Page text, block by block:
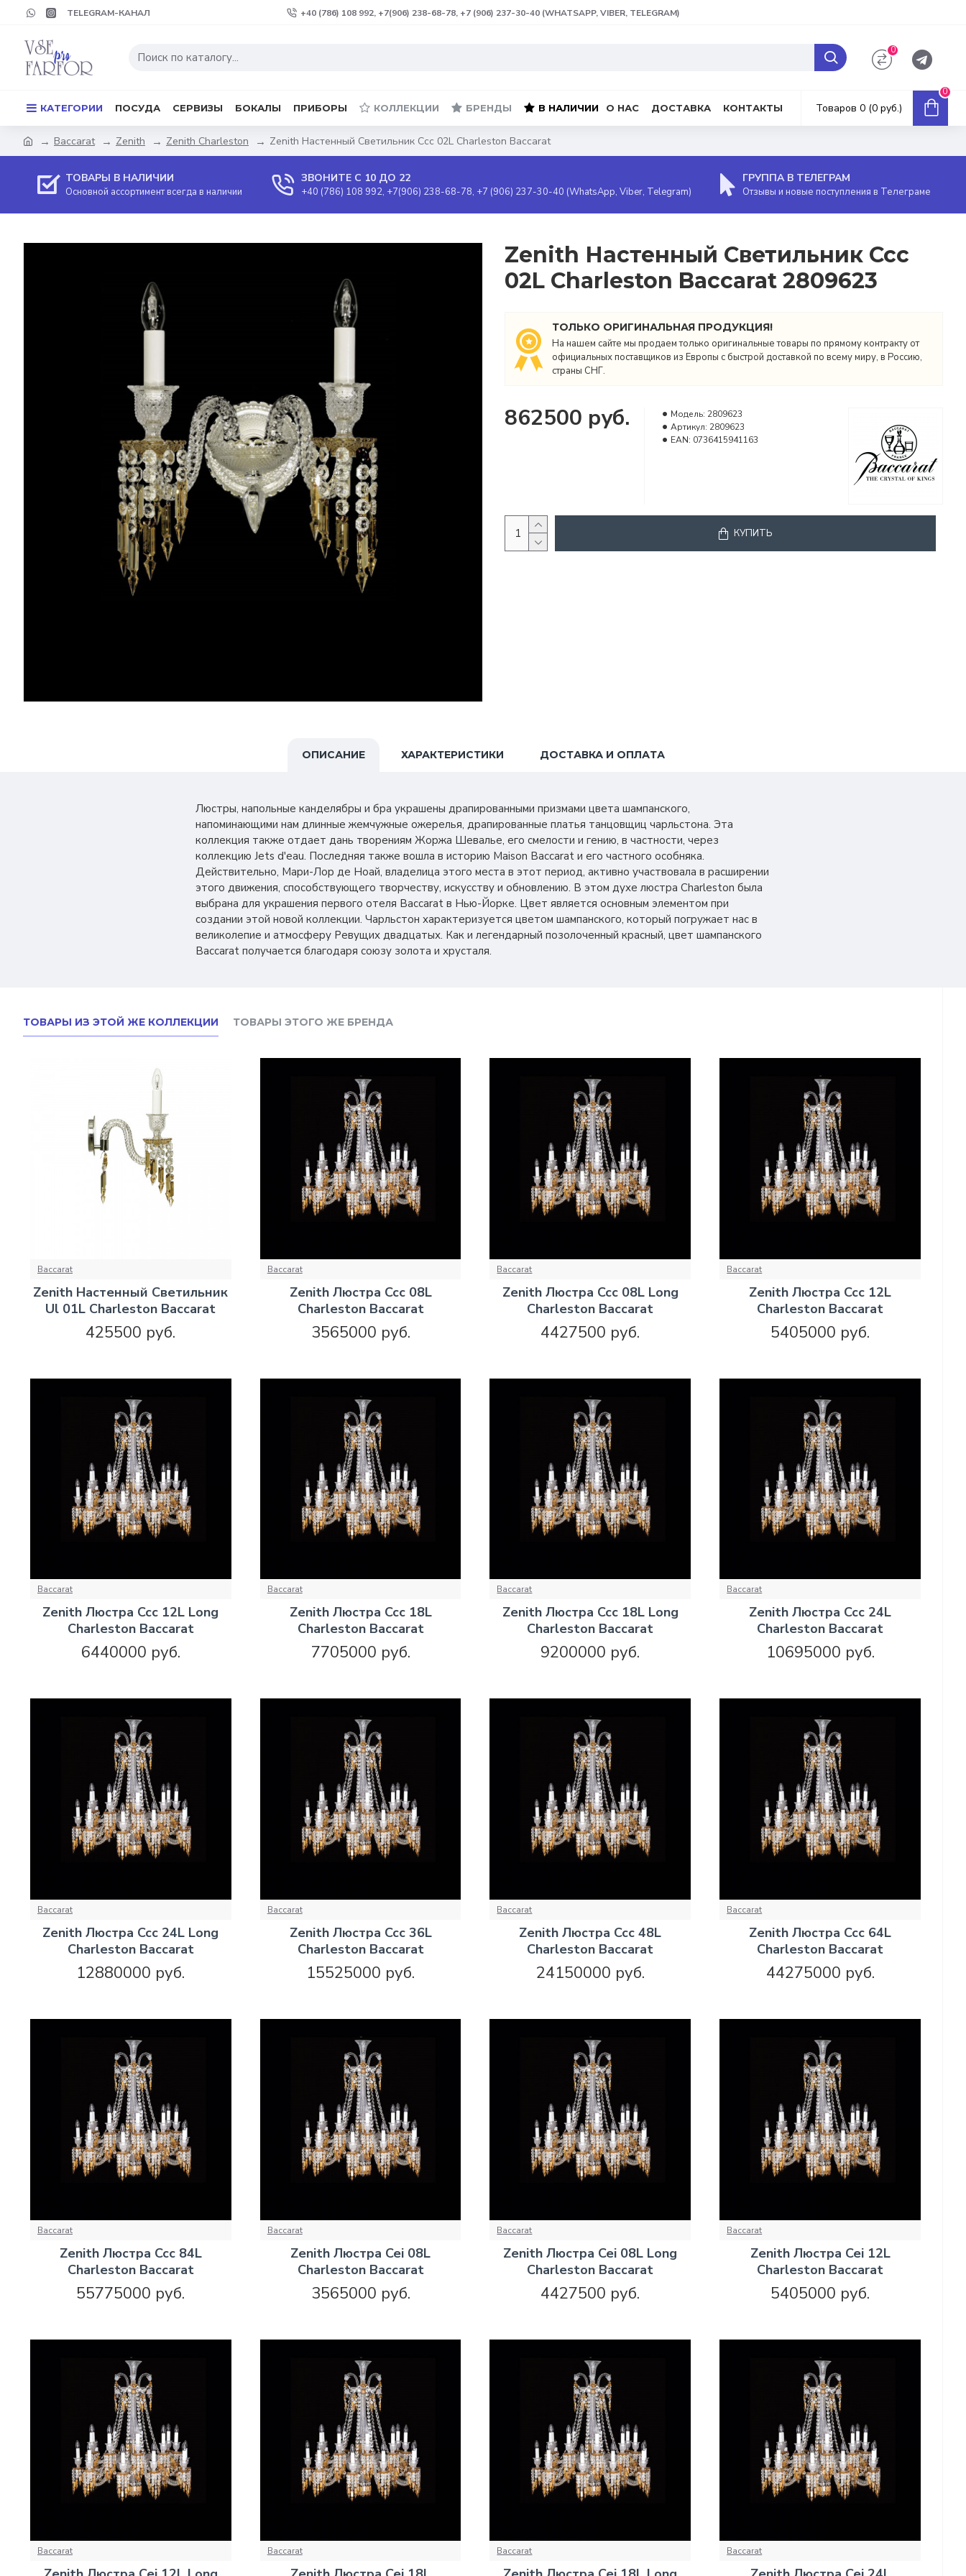
TELEGRAM-КАНАЛ +40 (786) 108 992, +7(906) 238-68-78, +7 (906) 237-30-40 (WHATSAPP, VIBER, TELEGRAM)
0
КАТЕГОРИИ ПОСУДА СЕРВИЗЫ БОКАЛЫ ПРИБОРЫ КОЛЛЕКЦИИ БРЕНДЫ В НАЛИЧИИ О НАС ДОСТАВКА КОНТАКТЫ Товаров 0 (0 руб.)
0
Baccarat Zenith Zenith Charleston Zenith Настенный Светильник Ccc 02L Charleston Baccarat
ТОВАРЫ В НАЛИЧИИ
Основной ассортимент всегда в наличии
ЗВОНИТЕ С 10 ДО 22
+40 (786) 108 992, +7(906) 238-68-78, +7 (906) 237-30-40 (WhatsApp, Viber, Telegram)
ГРУППА В ТЕЛЕГРАМ
Отзывы и новые поступления в Телеграме
Zenith Настенный Светильник Ccc
02L Charleston Baccarat 2809623
ТОЛЬКО ОРИГИНАЛЬНАЯ ПРОДУКЦИЯ!
На нашем сайте мы продаем только оригинальные товары по прямому контракту от
официальных поставщиков из Европы с быстрой доставкой по всему миру, в Россию,
страны СНГ.
862500 руб. Модель: 2809623
Артикул: 2809623
EAN: 0736415941163
КУПИТЬ
ОПИСАНИЕ ХАРАКТЕРИСТИКИ ДОСТАВКА И ОПЛАТА
Люстры, напольные канделябры и бра украшены драпированными призмами цвета шампанского,
напоминающими нам длинные жемчужные ожерелья, драпированные платья танцовщиц чарльстона. Эта
коллекция также отдает дань творениям Жоржа Шевалье, его смелости и гению, в частности, через
коллекцию Jets d'eau. Последняя также вошла в историю Maison Baccarat и его частного особняка.
Действительно, Мари-Лор де Ноай, владелица этого места в этот период, активно участвовала в расширении
этого движения, способствующего творчеству, искусству и обновлению. В этом духе люстра Charleston была
выбрана для украшения первого отеля Baccarat в Нью-Йорке. Цвет является основным элементом при
создании этой новой коллекции. Чарльстон характеризуется цветом шампанского, который погружает нас в
великолепие и атмосферу Ревущих двадцатых. Как и легендарный позолоченный красный, цвет шампанского
Baccarat получается благодаря союзу золота и хрусталя.
ТОВАРЫ ИЗ ЭТОЙ ЖЕ КОЛЛЕКЦИИ ТОВАРЫ ЭТОГО ЖЕ БРЕНДА
Baccarat
Zenith Настенный Светильник
Ul 01L Charleston Baccarat
425500 руб.
Baccarat
Zenith Люстра Ccc 08L
Charleston Baccarat
3565000 руб.
Baccarat
Zenith Люстра Ccc 08L Long
Charleston Baccarat
4427500 руб.
Baccarat
Zenith Люстра Ccc 12L
Charleston Baccarat
5405000 руб.
Baccarat
Zenith Люстра Ccc 12L Long
Charleston Baccarat
6440000 руб.
Baccarat
Zenith Люстра Ccc 18L
Charleston Baccarat
7705000 руб.
Baccarat
Zenith Люстра Ccc 18L Long
Charleston Baccarat
9200000 руб.
Baccarat
Zenith Люстра Ccc 24L
Charleston Baccarat
10695000 руб.
Baccarat
Zenith Люстра Ccc 24L Long
Charleston Baccarat
12880000 руб.
Baccarat
Zenith Люстра Ccc 36L
Charleston Baccarat
15525000 руб.
Baccarat
Zenith Люстра Ccc 48L
Charleston Baccarat
24150000 руб.
Baccarat
Zenith Люстра Ccc 64L
Charleston Baccarat
44275000 руб.
Baccarat
Zenith Люстра Ccc 84L
Charleston Baccarat
55775000 руб.
Baccarat
Zenith Люстра Cei 08L
Charleston Baccarat
3565000 руб.
Baccarat
Zenith Люстра Cei 08L Long
Charleston Baccarat
4427500 руб.
Baccarat
Zenith Люстра Cei 12L
Charleston Baccarat
5405000 руб.
Baccarat Baccarat Baccarat Baccarat